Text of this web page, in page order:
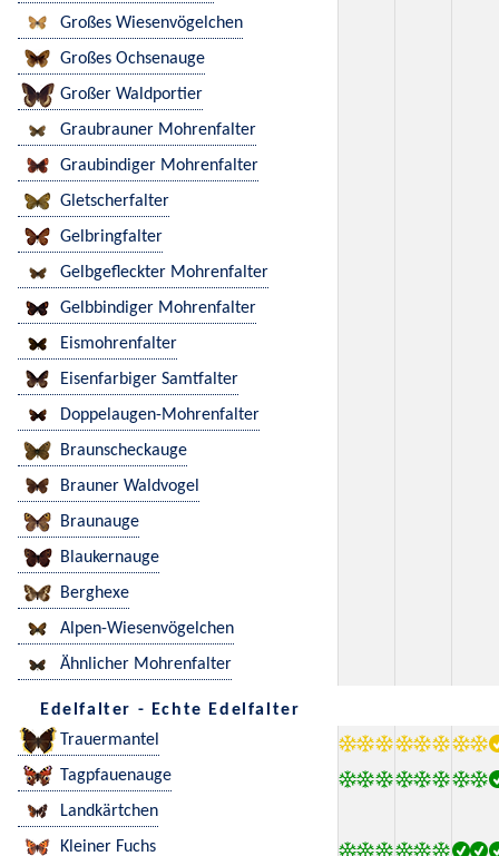
Großes Wiesenvögelchen
Großes Ochsenauge
Großer Waldportier
Graubrauner Mohrenfalter
Graubindiger Mohrenfalter
Gletscherfalter
Gelbringfalter
Gelbgefleckter Mohrenfalter
Gelbbindiger Mohrenfalter
Eismohrenfalter
Eisenfarbiger Samtfalter
Doppelaugen-Mohrenfalter
Braunscheckauge
Brauner Waldvogel
Braunauge
Blaukernauge
Berghexe
Alpen-Wiesenvögelchen
Ähnlicher Mohrenfalter
Edelfalter - Echte Edelfalter
Trauermantel
Tagpfauenauge
Landkärtchen
Kleiner Fuchs